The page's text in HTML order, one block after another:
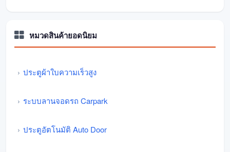
หมวดสินค้ายอดนิยม
ประตูผ้าใบความเร็วสูง
ระบบลานจอดรถ Carpark
ประตูอัตโนมัติ Auto Door